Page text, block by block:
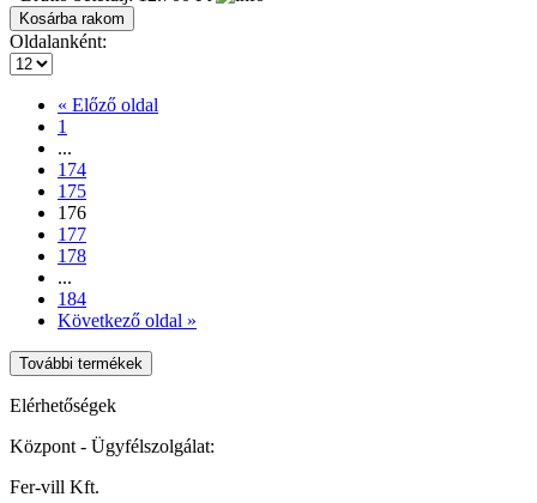
Oldalanként:
« Előző oldal
1
...
174
175
176
177
178
...
184
Következő oldal »
További termékek
Elérhetőségek
Központ - Ügyfélszolgálat:
Fer-vill Kft.